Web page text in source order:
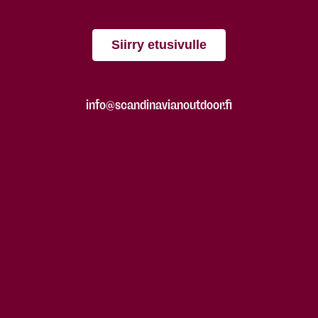
Siirry etusivulle
info@scandinavianoutdoor.fi